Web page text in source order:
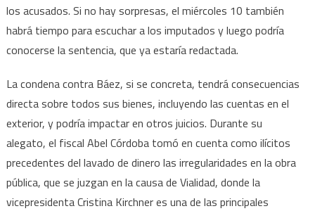
los acusados. Si no hay sorpresas, el miércoles 10 también
habrá tiempo para escuchar a los imputados y luego podría
conocerse la sentencia, que ya estaría redactada.
La condena contra Báez, si se concreta, tendrá consecuencias
directa sobre todos sus bienes, incluyendo las cuentas en el
exterior, y podría impactar en otros juicios. Durante su
alegato, el fiscal Abel Córdoba tomó en cuenta como ilícitos
precedentes del lavado de dinero las irregularidades en la obra
pública, que se juzgan en la causa de Vialidad, donde la
vicepresidenta Cristina Kirchner es una de las principales